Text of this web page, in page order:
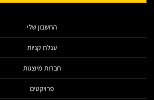
החשבון שלי
עגלת קניות
חברות מיוצגות
פרויקטים